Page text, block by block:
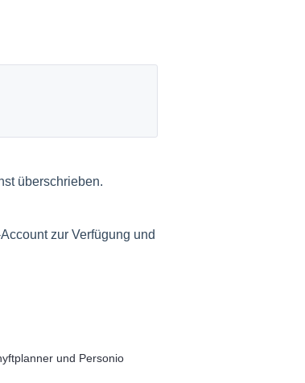
überschrieben.
zur Verfügung und
und Personio